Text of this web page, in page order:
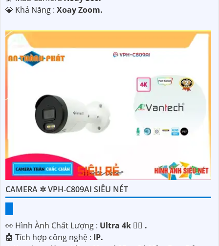
️💎 Khả Năng : Xoay Zoom.
CAMERA ✲ VPH-C809AI SIÊU NÉT
️👀 Hình Ành Chất Lượng : Ultra 4k 👍🏾 .
🤖️ Tích hợp công nghệ : IP.